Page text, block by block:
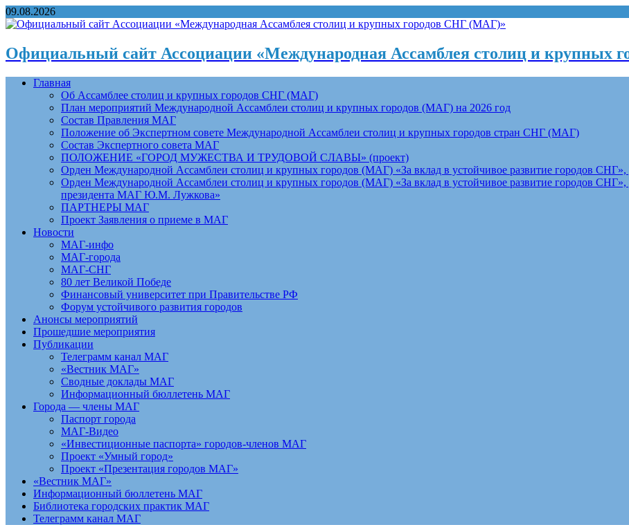
09.08.2026
Официальный сайт Ассоциации «Международная Ассамблея столиц и крупных
Главная
Об Ассамблее столиц и крупных городов СНГ (МАГ)
План мероприятий Международной Ассамблеи столиц и крупных городов (МАГ) на 2026 год
Состав Правления МАГ
Положение об Экспертном совете Международной Ассамблеи столиц и крупных городов стран СНГ (МАГ)
Состав Экспертного совета МАГ
ПОЛОЖЕНИЕ «ГОРОД МУЖЕСТВА И ТРУДОВОЙ СЛАВЫ» (проект)
Орден Международной Ассамблеи столиц и крупных городов (МАГ) «За вклад в устойчивое развитие городов СНГ»,
Орден Международной Ассамблеи столиц и крупных городов (МАГ) «За вклад в устойчивое развитие городов
президента МАГ Ю.М. Лужкова»
ПАРТНЕРЫ МАГ
Проект Заявления о приеме в МАГ
Новости
МАГ-инфо
МАГ-города
МАГ-СНГ
80 лет Великой Победе
Финансовый университет при Правительстве РФ
Форум устойчивого развития городов
Анонсы мероприятий
Прошедшие мероприятия
Публикации
Телеграмм канал МАГ
«Вестник МАГ»
Сводные доклады МАГ
Информационный бюллетень МАГ
Города — члены МАГ
Паспорт города
МАГ-Видео
«Инвестиционные паспорта» городов-членов МАГ
Проект «Умный город»
Проект «Презентация городов МАГ»
«Вестник МАГ»
Информационный бюллетень МАГ
Библиотека городских практик МАГ
Телеграмм канал МАГ